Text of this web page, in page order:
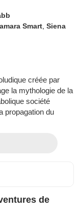
Smart ,Siena
créée par
la mythologie de la
société
propagation du
de